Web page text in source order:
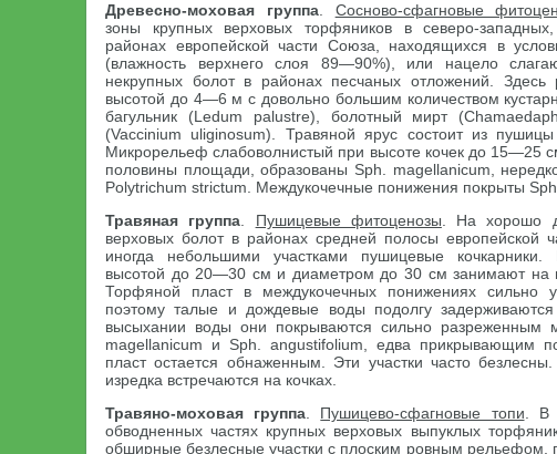
Древесно-моховая группа. Сосново-сфагновые
зоны крупных верховых торфяников в северо-
районах европейской части Союза, находящихся в
(влажность верхнего слоя 89—90%), или нацело
некрупных болот в районах песчаных отложений. Здесь
высотой до 4—6 м с довольно большим количеством
багульник (Ledum palustre), болотный мирт
(Vaccinium uliginosum). Травяной ярус состоит из
Микрорельеф слабоволнистый при высоте кочек до 15—25
половины площади, образованы Sph. magellanicum,
Polytrichum strictum. Междукочечные понижения покрыты
Травяная группа
Пушицевые фитоценозы . На хорошо
верховых болот в районах средней полосы европейской
иногда небольшими участками пушицевые
высотой до 20—30 см и диаметром до 30 см занимают на
Торфяной пласт в междукочечных понижениях сильно
поэтому талые и дождевые воды подолгу
высыхании воды они покрываются сильно разреженным
magellanicum и Sph. angustifolium, едва прикрывающим
пласт остается обнаженным. Эти участки часто безлесны.
изредка встречаются на кочках.
Травяно-моховая группа
Пушицево-сфагновые топи . В
обводненных частях крупных верховых выпуклых
обширные безлесные участки с плоским ровным рельефом,